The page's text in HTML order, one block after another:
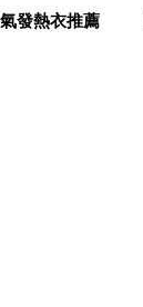
發熱衣推薦